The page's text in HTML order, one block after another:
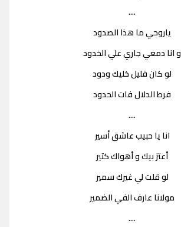
....
ياروحي ما هذا الصدود
و انا دمعي جاري علي الخدود
لو كان قليل خليك ودود
فرط الدلال فات الحدود
....
انا يا حبيب عاشق أسير
أعتز بيك و أهواك كتير
لو قلت لي غيرك سمير
مولانا عارف الفي الضمير
....